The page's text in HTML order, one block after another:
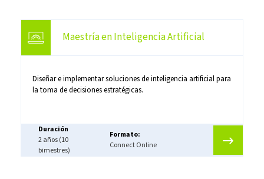
Maestría en Inteligencia Artificial
Diseñar e implementar soluciones de inteligencia artificial para
la toma de decisiones estratégicas.
Duración
2 años (10
bimestres)
Formato:
Connect Online